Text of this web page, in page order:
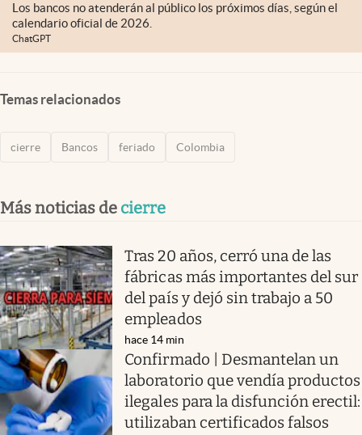
Los bancos no atenderán al público los próximos días, según el
calendario oficial de 2026.
ChatGPT
Temas relacionados
cierre Bancos feriado Colombia
Más noticias de cierre
Tras 20 años, cerró una de las
fábricas más importantes del sur
del país y dejó sin trabajo a 50
empleados
hace 14 min
Confirmado | Desmantelan un
laboratorio que vendía productos
ilegales para la disfunción erectil:
utilizaban certificados falsos